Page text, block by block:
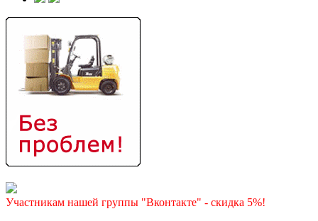
Участникам нашей группы "Вконтакте" - скидка 5%!